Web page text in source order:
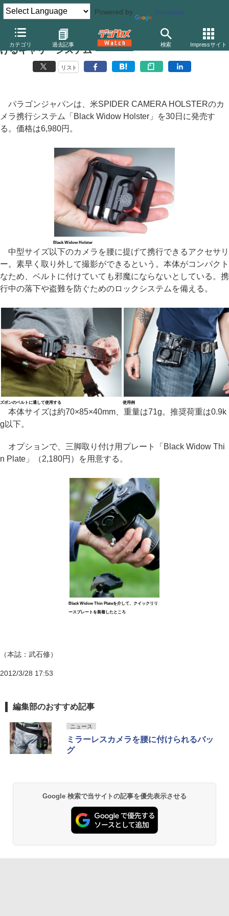
Powered by Translate
カテゴリ 過去記事 検索 Impressサイト
SPIDER CAMERA HOLSTER、腰ベルトにカメラを提
げるキャリーシステム
リスト
パラゴンジャパンは、米SPIDER CAMERA HOLSTERのカ
メラ携行システム「Black Widow Holster」を30日に発売す
る。価格は6,980円。
Black Widow Holster
中型サイズ以下のカメラを腰に提げて携行できるアクセサリ
ー。素早く取り外して撮影ができるという。本体がコンパクト
なため、ベルトに付けていても邪魔にならないとしている。携
行中の落下や盗難を防ぐためのロックシステムを備える。
ズボンのベルトに通して使用する 使用例
本体サイズは約70×85×40mm、重量は71g。推奨荷重は0.9k
g以下。
オプションで、三脚取り付け用プレート「Black Widow Thi
n Plate」（2,180円）を用意する。
Black Widow Thin Plateを介して、クイックリリ
ースプレートを装着したところ
（本誌：武石修）
2012/3/28 17:53
編集部のおすすめ記事
ニュース
ミラーレスカメラを腰に付けられるバッ
グ
Google 検索で当サイトの記事を優先表示させる